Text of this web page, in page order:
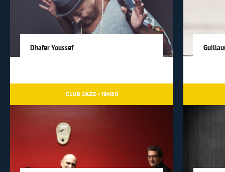
Dhafer Youssef
CLUB JAZZ - 19H30